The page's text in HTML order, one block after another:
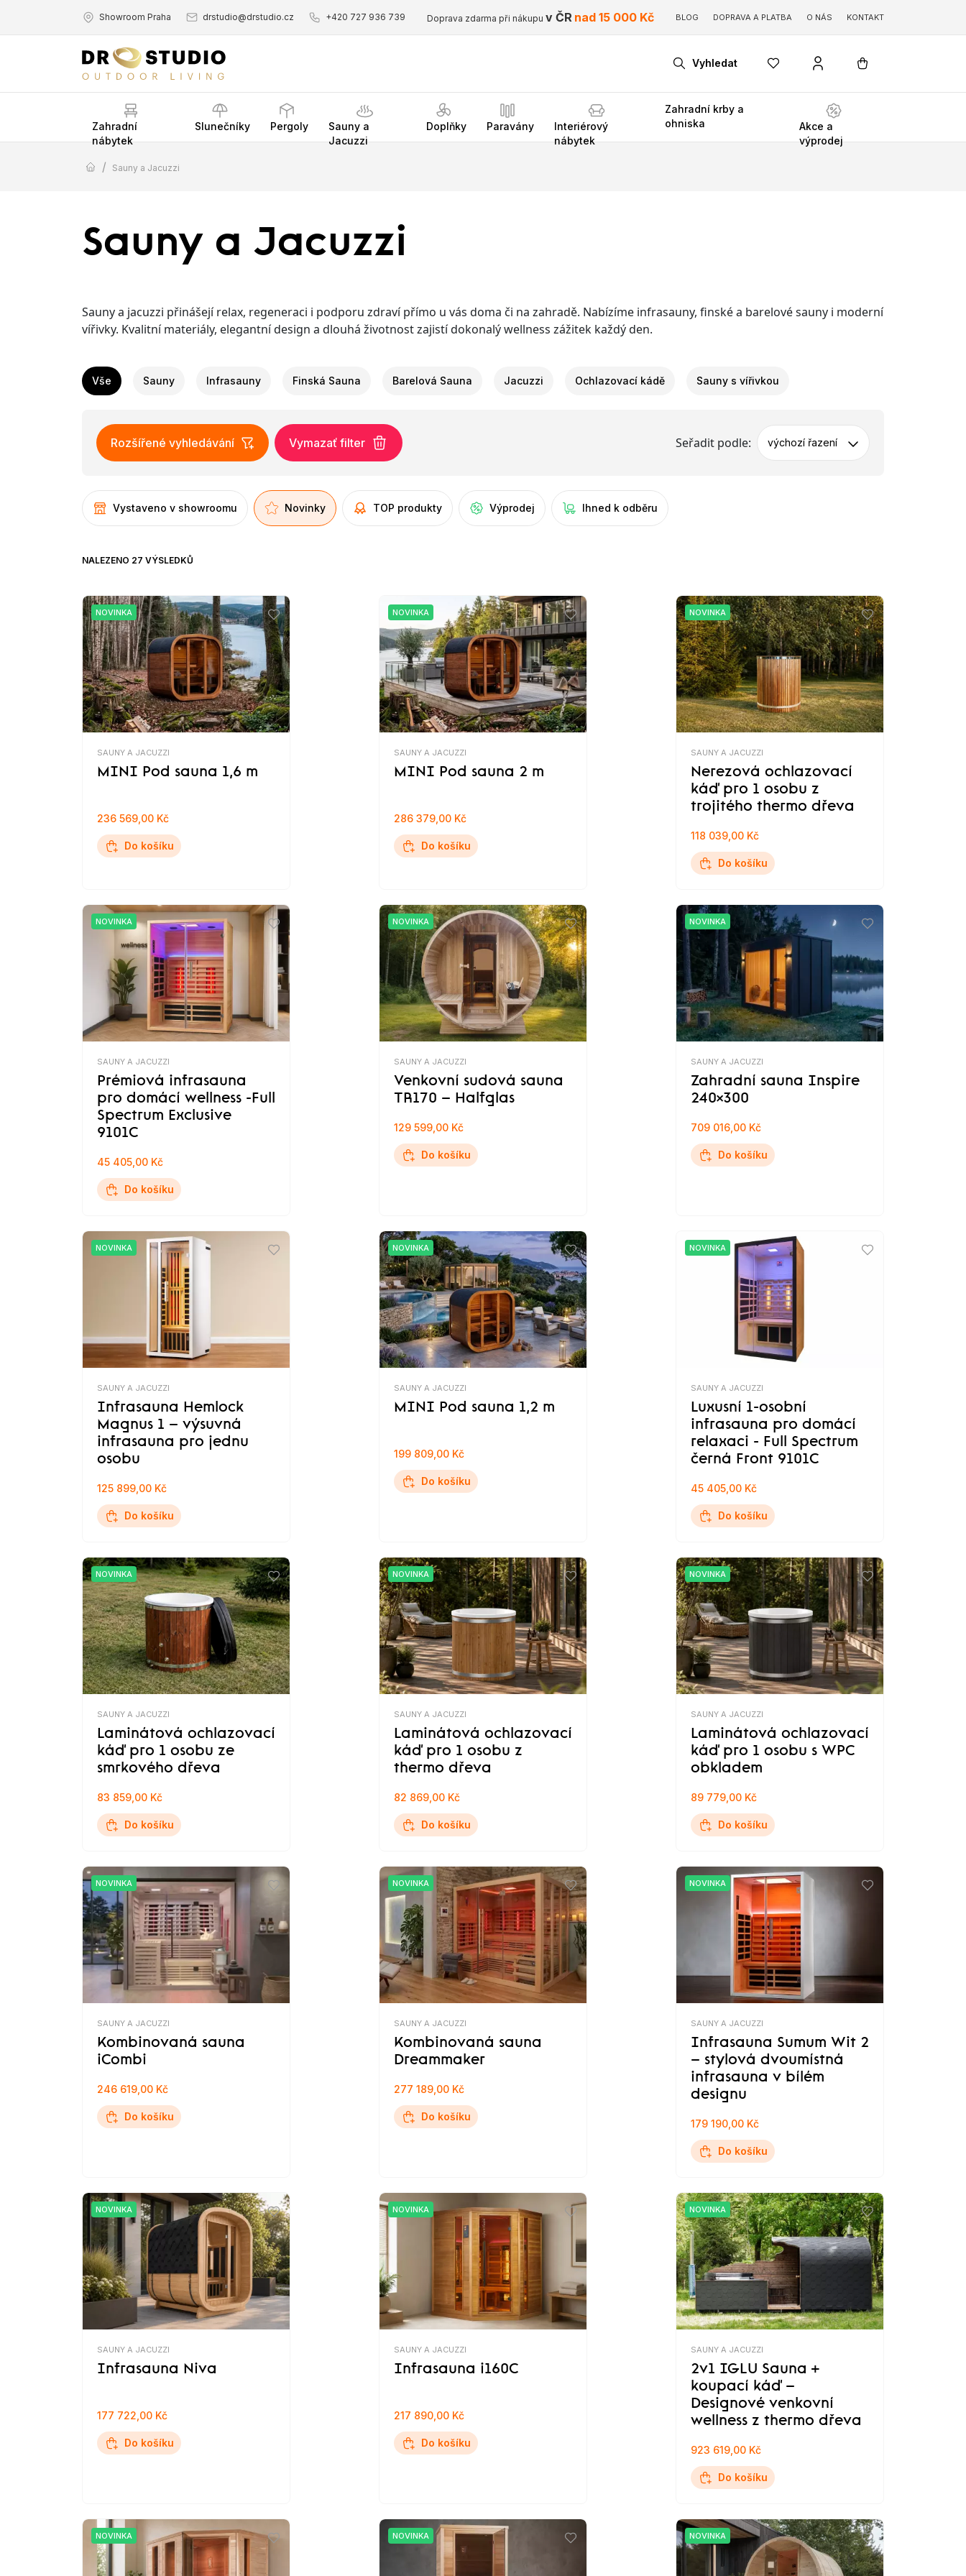
Showroom Praha drstudio@drstudio.cz +420 727 936 739 Doprava zdarma při nákupu v ČR nad 15 000 Kč BLOG DOPRAVA A PLATBA O NÁS KONTAKT
Vyhledat
Zahradní
nábytek
Slunečníky Pergoly
Sauny a
Jacuzzi
Doplňky Paravány
Interiérový
nábytek
Zahradní krby a
ohniska
Akce a
výprodej
/ Sauny a Jacuzzi
Sauny a Jacuzzi
Sauny a jacuzzi přinášejí relax, regeneraci i podporu zdraví přímo u vás doma či na zahradě. Nabízíme infrasauny, finské a barelové sauny i moderní
vířivky. Kvalitní materiály, elegantní design a dlouhá životnost zajistí dokonalý wellness zážitek každý den.
Vše Sauny Infrasauny Finská Sauna Barelová Sauna Jacuzzi Ochlazovací kádě Sauny s vířivkou
Rozšířené vyhledávání Vymazať filter Seřadit podle: výchozí řazení
Vystaveno v showroomu Novinky TOP produkty Výprodej Ihned k odběru
NALEZENO 27 VÝSLEDKŮ
NOVINKA
SAUNY A JACUZZI
MINI Pod sauna 1,6 m
236 569,00 Kč
Do košíku
NOVINKA
SAUNY A JACUZZI
MINI Pod sauna 2 m
286 379,00 Kč
Do košíku
NOVINKA
SAUNY A JACUZZI
Nerezová ochlazovací
káď pro 1 osobu z
trojitého thermo dřeva
118 039,00 Kč
Do košíku
NOVINKA
SAUNY A JACUZZI
Prémiová infrasauna
pro domácí wellness -Full
Spectrum Exclusive
9101C
45 405,00 Kč
Do košíku
NOVINKA
SAUNY A JACUZZI
Venkovní sudová sauna
TR170 – Halfglas
129 599,00 Kč
Do košíku
NOVINKA
SAUNY A JACUZZI
Zahradní sauna Inspire
240×300
709 016,00 Kč
Do košíku
NOVINKA
SAUNY A JACUZZI
Infrasauna Hemlock
Magnus 1 – výsuvná
infrasauna pro jednu
osobu
125 899,00 Kč
Do košíku
NOVINKA
SAUNY A JACUZZI
MINI Pod sauna 1,2 m
199 809,00 Kč
Do košíku
NOVINKA
SAUNY A JACUZZI
Luxusní 1-osobní
infrasauna pro domácí
relaxaci - Full Spectrum
černá Front 9101C
45 405,00 Kč
Do košíku
NOVINKA
SAUNY A JACUZZI
Laminátová ochlazovací
káď pro 1 osobu ze
smrkového dřeva
83 859,00 Kč
Do košíku
NOVINKA
SAUNY A JACUZZI
Laminátová ochlazovací
káď pro 1 osobu z
thermo dřeva
82 869,00 Kč
Do košíku
NOVINKA
SAUNY A JACUZZI
Laminátová ochlazovací
káď pro 1 osobu s WPC
obkladem
89 779,00 Kč
Do košíku
NOVINKA
SAUNY A JACUZZI
Kombinovaná sauna
iCombi
246 619,00 Kč
Do košíku
NOVINKA
SAUNY A JACUZZI
Kombinovaná sauna
Dreammaker
277 189,00 Kč
Do košíku
NOVINKA
SAUNY A JACUZZI
Infrasauna Sumum Wit 2
– stylová dvoumístná
infrasauna v bílém
designu
179 190,00 Kč
Do košíku
NOVINKA
SAUNY A JACUZZI
Infrasauna Niva
177 722,00 Kč
Do košíku
NOVINKA
SAUNY A JACUZZI
Infrasauna i160C
217 890,00 Kč
Do košíku
NOVINKA
SAUNY A JACUZZI
2v1 IGLU Sauna +
koupací káď –
Designové venkovní
wellness z thermo dřeva
923 619,00 Kč
Do košíku
NOVINKA NOVINKA NOVINKA